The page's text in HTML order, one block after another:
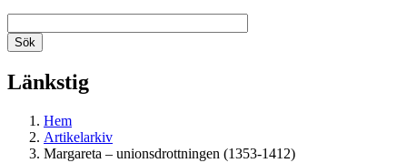
Länkstig
Hem
Artikelarkiv
Margareta – unionsdrottningen (1353-1412)